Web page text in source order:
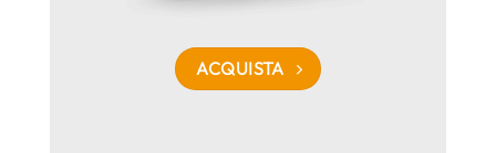
ACQUISTA